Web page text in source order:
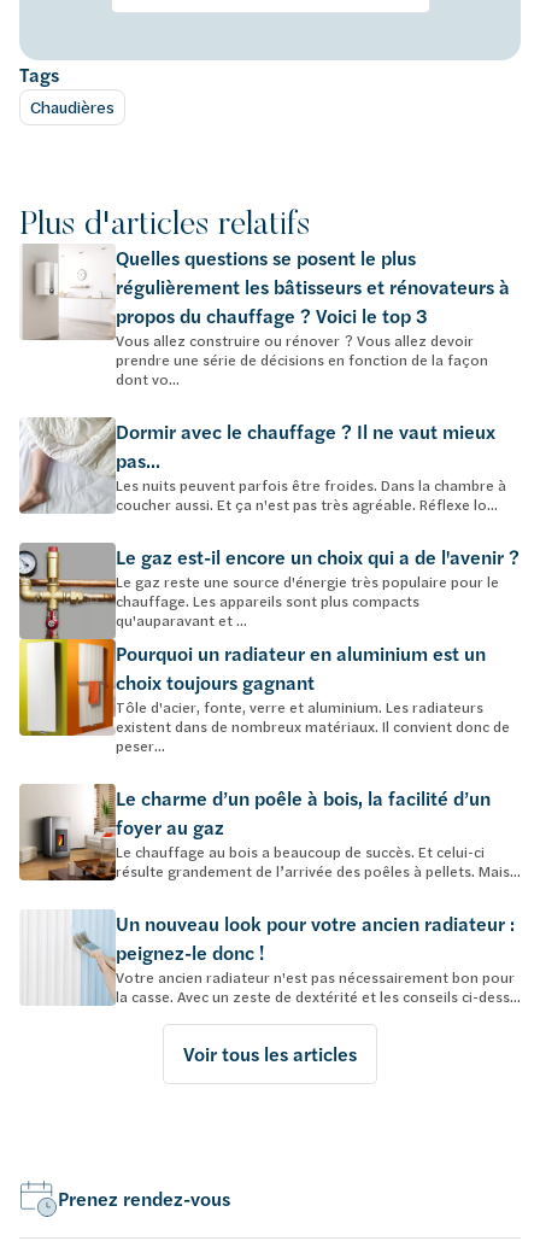
Tags
Chaudières
Plus d'articles relatifs
Quelles questions se posent le plus
régulièrement les bâtisseurs et rénovateurs à
propos du chauffage ? Voici le top 3
Vous allez construire ou rénover ? Vous allez devoir
prendre une série de décisions en fonction de la façon
dont vo...
Dormir avec le chauffage ? Il ne vaut mieux
pas...
Les nuits peuvent parfois être froides. Dans la chambre à
coucher aussi. Et ça n'est pas très agréable. Réflexe lo...
Le gaz est-il encore un choix qui a de l'avenir ?
Le gaz reste une source d'énergie très populaire pour le
chauffage. Les appareils sont plus compacts
qu'auparavant et ...
Pourquoi un radiateur en aluminium est un
choix toujours gagnant
Tôle d'acier, fonte, verre et aluminium. Les radiateurs
existent dans de nombreux matériaux. Il convient donc de
peser...
Le charme d’un poêle à bois, la facilité d’un
foyer au gaz
Le chauffage au bois a beaucoup de succès. Et celui-ci
résulte grandement de l’arrivée des poêles à pellets. Mais...
Un nouveau look pour votre ancien radiateur :
peignez-le donc !
Votre ancien radiateur n'est pas nécessairement bon pour
la casse. Avec un zeste de dextérité et les conseils ci-dess...
Voir tous les articles
Prenez rendez-vous